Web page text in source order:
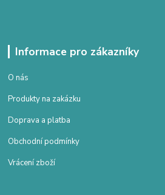
Informace pro zákazníky
O nás
Produkty na zakázku
Doprava a platba
Obchodní podmínky
Vrácení zboží